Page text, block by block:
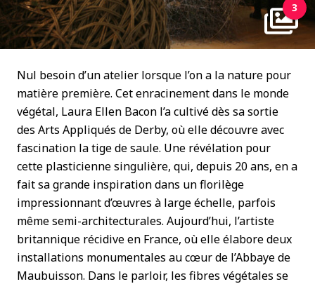
3
Nul besoin d’un atelier lorsque l’on a la nature pour
matière première. Cet enracinement dans le monde
végétal, Laura Ellen Bacon l’a cultivé dès sa sortie
des Arts Appliqués de Derby, où elle découvre avec
fascination la tige de saule. Une révélation pour
cette plasticienne singulière, qui, depuis 20 ans, en a
fait sa grande inspiration dans un florilège
impressionnant d’œuvres à large échelle, parfois
même semi-architecturales. Aujourd’hui, l’artiste
britannique récidive en France, où elle élabore deux
installations monumentales au cœur de l’Abbaye de
Maubuisson. Dans le parloir, les fibres végétales se